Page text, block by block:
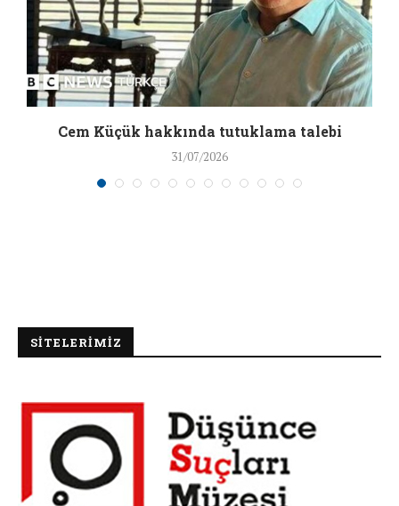
Cem Küçük hakkında tutuklama talebi
31/07/2026
SİTELERİMİZ